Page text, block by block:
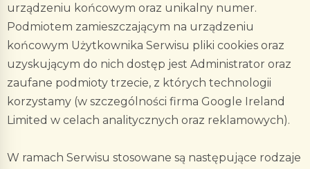
urządzeniu końcowym oraz unikalny numer.
Podmiotem zamieszczającym na urządzeniu
końcowym Użytkownika Serwisu pliki cookies oraz
uzyskującym do nich dostęp jest Administrator oraz
zaufane podmioty trzecie, z których technologii
korzystamy (w szczególności firma Google Ireland
Limited w celach analitycznych oraz reklamowych).
W ramach Serwisu stosowane są następujące rodzaje